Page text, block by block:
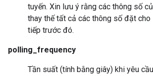
tuyến. Xin lưu ý rằng các thông số
thay thế tất cả các thông số đặt
tiếp trước đó.
polling_frequency
Tần suất (tính bằng giây) khi yêu